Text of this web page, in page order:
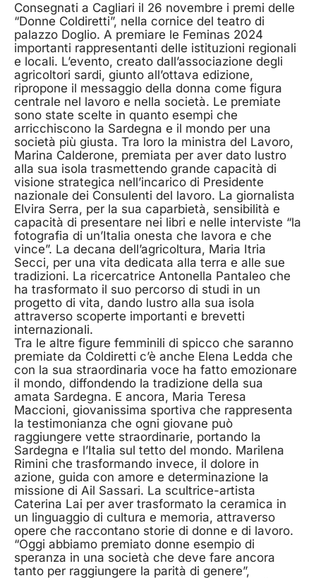
Consegnati a Cagliari il 26 novembre i premi delle
“Donne Coldiretti”, nella cornice del teatro di
palazzo Doglio. A premiare le Feminas 2024
importanti rappresentanti delle istituzioni regionali
e locali. L’evento, creato dall’associazione degli
agricoltori sardi, giunto all’ottava edizione,
ripropone il messaggio della donna come figura
centrale nel lavoro e nella società. Le premiate
sono state scelte in quanto esempi che
arricchiscono la Sardegna e il mondo per una
società più giusta. Tra loro la ministra del Lavoro,
Marina Calderone, premiata per aver dato lustro
alla sua isola trasmettendo grande capacità di
visione strategica nell’incarico di Presidente
nazionale dei Consulenti del lavoro. La giornalista
Elvira Serra, per la sua caparbietà, sensibilità e
capacità di presentare nei libri e nelle interviste “la
fotografia di un’Italia onesta che lavora e che
vince”. La decana dell’agricoltura, Maria Itria
Secci, per una vita dedicata alla terra e alle sue
tradizioni. La ricercatrice Antonella Pantaleo che
ha trasformato il suo percorso di studi in un
progetto di vita, dando lustro alla sua isola
attraverso scoperte importanti e brevetti
internazionali.
Tra le altre figure femminili di spicco che saranno
premiate da Coldiretti c’è anche Elena Ledda che
con la sua straordinaria voce ha fatto emozionare
il mondo, diffondendo la tradizione della sua
amata Sardegna. E ancora, Maria Teresa
Maccioni, giovanissima sportiva che rappresenta
la testimonianza che ogni giovane può
raggiungere vette straordinarie, portando la
Sardegna e l’Italia sul tetto del mondo. Marilena
Rimini che trasformando invece, il dolore in
azione, guida con amore e determinazione la
missione di Ail Sassari. La scultrice-artista
Caterina Lai per aver trasformato la ceramica in
un linguaggio di cultura e memoria, attraverso
opere che raccontano storie di donne e di lavoro.
“Oggi abbiamo premiato donne esempio di
speranza in una società che deve fare ancora
tanto per raggiungere la parità di genere”,